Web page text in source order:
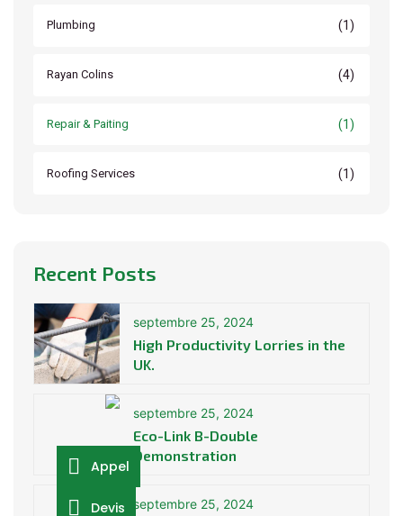
Plumbing (1)
Rayan Colins (4)
Repair & Paiting (1)
Roofing Services (1)
Recent Posts
septembre 25, 2024
High Productivity Lorries in the
UK.
septembre 25, 2024
Eco-Link B-Double
Demonstration
septembre 25, 2024
Appel
Devis